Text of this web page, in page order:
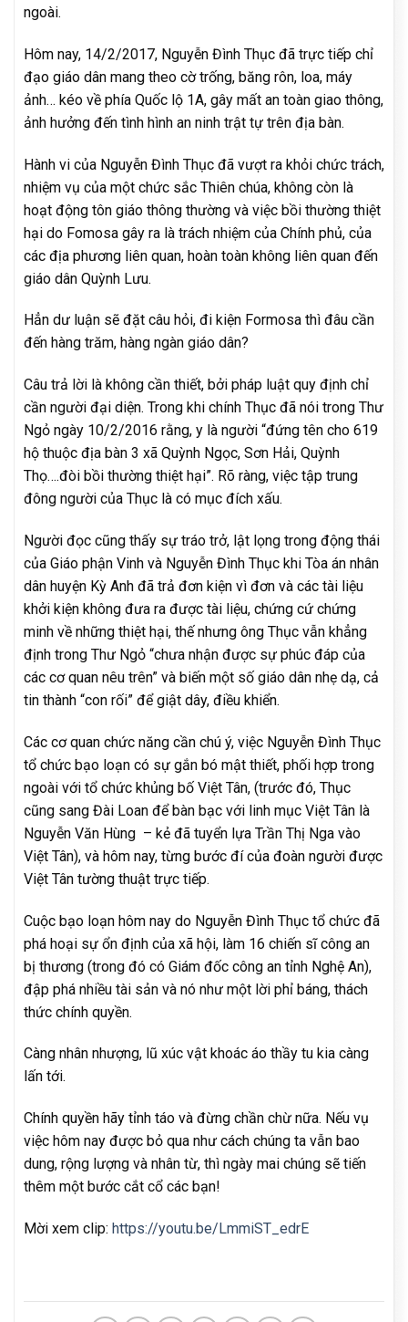
ngoài.
Hôm nay, 14/2/2017, Nguyễn Đình Thục đã trực tiếp chỉ
đạo giáo dân mang theo cờ trống, băng rôn, loa, máy
ảnh… kéo về phía Quốc lộ 1A, gây mất an toàn giao thông,
ảnh hưởng đến tình hình an ninh trật tự trên địa bàn.
Hành vi của Nguyễn Đình Thục đã vượt ra khỏi chức trách,
nhiệm vụ của một chức sắc Thiên chúa, không còn là
hoạt động tôn giáo thông thường và việc bồi thường thiệt
hại do Fomosa gây ra là trách nhiệm của Chính phủ, của
các địa phương liên quan, hoàn toàn không liên quan đến
giáo dân Quỳnh Lưu.
Hẳn dư luận sẽ đặt câu hỏi, đi kiện Formosa thì đâu cần
đến hàng trăm, hàng ngàn giáo dân?
Câu trả lời là không cần thiết, bởi pháp luật quy định chỉ
cần người đại diện. Trong khi chính Thục đã nói trong Thư
Ngỏ ngày 10/2/2016 rằng, y là người “đứng tên cho 619
hộ thuộc địa bàn 3 xã Quỳnh Ngọc, Sơn Hải, Quỳnh
Thọ….đòi bồi thường thiệt hại”. Rõ ràng, việc tập trung
đông người của Thục là có mục đích xấu.
Người đọc cũng thấy sự tráo trở, lật lọng trong động thái
của Giáo phận Vinh và Nguyễn Đình Thục khi Tòa án nhân
dân huyện Kỳ Anh đã trả đơn kiện vì đơn và các tài liệu
khởi kiện không đưa ra được tài liệu, chứng cứ chứng
minh về những thiệt hại, thế nhưng ông Thục vẫn khẳng
định trong Thư Ngỏ “chưa nhận được sự phúc đáp của
các cơ quan nêu trên” và biến một số giáo dân nhẹ dạ, cả
tin thành “con rối” để giật dây, điều khiển.
Các cơ quan chức năng cần chú ý, việc Nguyễn Đình Thục
tổ chức bạo loạn có sự gắn bó mật thiết, phối hợp trong
ngoài với tổ chức khủng bố Việt Tân, (trước đó, Thục
cũng sang Đài Loan để bàn bạc với linh mục Việt Tân là
Nguyễn Văn Hùng – kẻ đã tuyển lựa Trần Thị Nga vào
Việt Tân), và hôm nay, từng bước đí của đoàn người được
Việt Tân tường thuật trực tiếp.
Cuộc bạo loạn hôm nay do Nguyễn Đình Thục tổ chức đã
phá hoại sự ổn định của xã hội, làm 16 chiến sĩ công an
bị thương (trong đó có Giám đốc công an tỉnh Nghệ An),
đập phá nhiều tài sản và nó như một lời phỉ báng, thách
thức chính quyền.
Càng nhân nhượng, lũ xúc vật khoác áo thầy tu kia càng
lấn tới.
Chính quyền hãy tỉnh táo và đừng chần chừ nữa. Nếu vụ
việc hôm nay được bỏ qua như cách chúng ta vẫn bao
dung, rộng lượng và nhân từ, thì ngày mai chúng sẽ tiến
thêm một bước cắt cổ các bạn!
Mời xem clip: https://youtu.be/LmmiST_edrE